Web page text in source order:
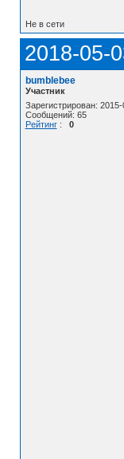
Не в сети
2018-05-
bumblebee
Участник
Зарегистрирован:
Сообщений: 65
Рейтинг: 0